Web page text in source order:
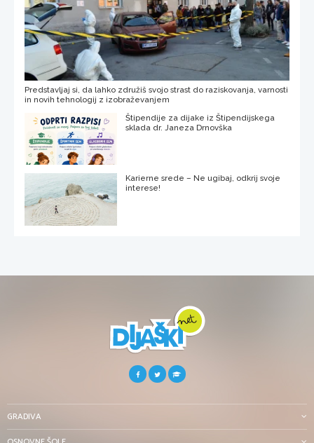
Predstavljaj si, da lahko združiš svojo strast do raziskovanja, varnosti
in novih tehnologij z izobraževanjem
Štipendije za dijake iz Štipendijskega
sklada dr. Janeza Drnovška
Karierne srede – Ne ugibaj, odkrij svoje
interese!
GRADIVA